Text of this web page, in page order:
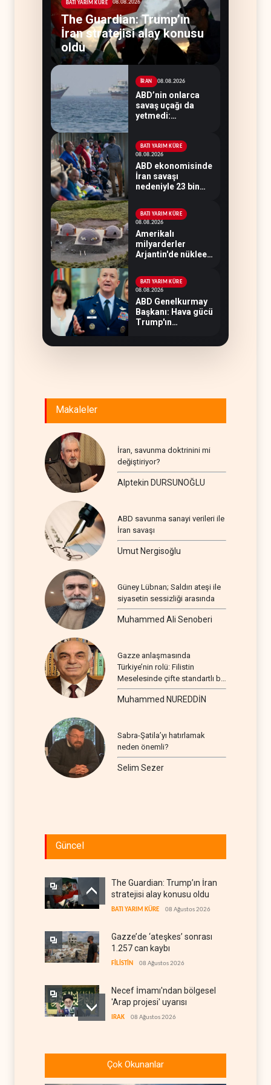
BATI YARIM KÜRE 08.08.2026
The Guardian: Trump’ın
İran stratejisi alay konusu
oldu
İRAN 08.08.2026
ABD’nin onlarca
savaş uçağı da
yetmedi:
BATI YARIM KÜRE
08.08.2026
ABD ekonomisinde
İran savaşı
nedeniyle 23 bin
yaşandı
BATI YARIM KÜRE
08.08.2026
Amerikalı
milyarderler
Arjantin'de nükleer
ediyor
BATI YARIM KÜRE
08.08.2026
ABD Genelkurmay
Başkanı: Hava gücü
Trump'ın
Makaleler
İran, savunma doktrinini mi
değiştiriyor?
Alptekin DURSUNOĞLU
ABD savunma sanayi verileri ile
İran savaşı
Umut Nergisoğlu
Güney Lübnan; Saldırı ateşi ile
siyasetin sessizliği arasında
Muhammed Ali Senoberi
Gazze anlaşmasında
Türkiye’nin rolü: Filistin
Meselesinde çifte standartlı bir
seyir
Muhammed NUREDDİN
Sabra-Şatila’yı hatırlamak
neden önemli?
Selim Sezer
Güncel
The Guardian: Trump’ın İran
stratejisi alay konusu oldu
BATI YARIM KÜRE 08 Ağustos 2026
Gazze’de ‘ateşkes’ sonrası
1.257 can kaybı
FİLİSTİN 08 Ağustos 2026
Necef İmamı'ndan bölgesel
'Arap projesi' uyarısı
IRAK 08 Ağustos 2026
da yetmedi: Hürmüz’de
gemi vuruldu
Çok Okunanlar